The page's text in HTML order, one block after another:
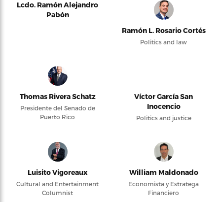
Lcdo. Ramón Alejandro
Pabón
Ramón L. Rosario Cortés
Politics and law
Thomas Rivera Schatz
Presidente del Senado de
Puerto Rico
Víctor García San
Inocencio
Politics and justice
Luisito Vigoreaux
Cultural and Entertainment
Columnist
William Maldonado
Economista y Estratega
Financiero